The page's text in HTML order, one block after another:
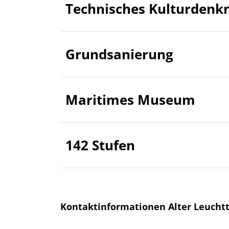
Technisches
Grundsanierung
Maritimes Museum
142 Stufen
Kontaktinformationen Alter